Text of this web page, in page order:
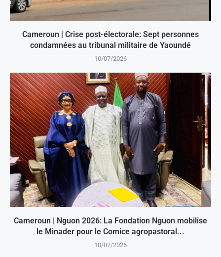
Cameroun | Crise post-électorale: Sept personnes
condamnées au tribunal militaire de Yaoundé
10/07/2026
Cameroun | Nguon 2026: La Fondation Nguon mobilise
le Minader pour le Comice agropastoral...
10/07/2026